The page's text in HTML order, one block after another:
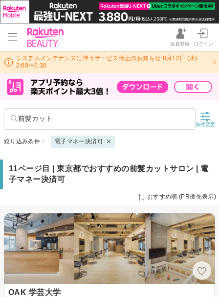
会員登録 ログイン
システムメンテナンスに伴うサービス停止のお知らせ 8月12日 (水)
2:00〜5:30
前髪カット
条件変更
絞り込み条件： 電子マネー決済可
11ページ目 | 東京都でおすすめの前髪カットサロン | 電
子マネー決済可
おすすめ順 (PR優先表示)
OAK 学芸大学